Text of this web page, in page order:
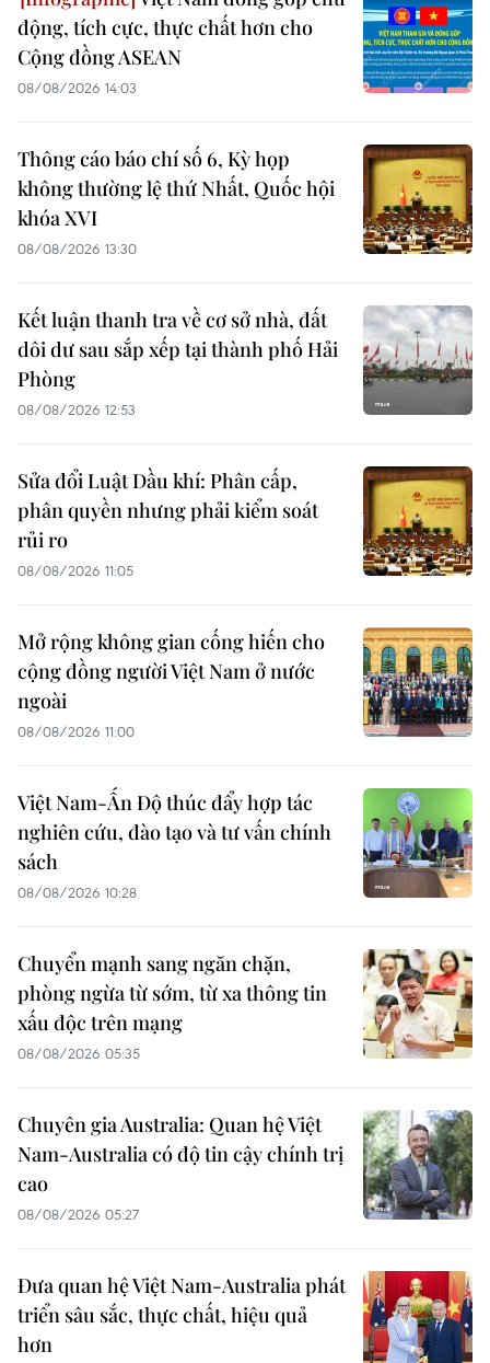
động, tích cực, thực chất hơn cho
Cộng đồng ASEAN
08/08/2026 14:03
Thông cáo báo chí số 6, Kỳ họp
không thường lệ thứ Nhất, Quốc hội
khóa XVI
08/08/2026 13:30
Kết luận thanh tra về cơ sở nhà, đất
dôi dư sau sắp xếp tại thành phố Hải
Phòng
08/08/2026 12:53
Sửa đổi Luật Dầu khí: Phân cấp,
phân quyền nhưng phải kiểm soát
rủi ro
08/08/2026 11:05
Mở rộng không gian cống hiến cho
cộng đồng người Việt Nam ở nước
ngoài
08/08/2026 11:00
Việt Nam-Ấn Độ thúc đẩy hợp tác
nghiên cứu, đào tạo và tư vấn chính
sách
08/08/2026 10:28
Chuyển mạnh sang ngăn chặn,
phòng ngừa từ sớm, từ xa thông tin
xấu độc trên mạng
08/08/2026 05:35
Chuyên gia Australia: Quan hệ Việt
Nam-Australia có độ tin cậy chính trị
cao
08/08/2026 05:27
Đưa quan hệ Việt Nam-Australia phát
triển sâu sắc, thực chất, hiệu quả
hơn